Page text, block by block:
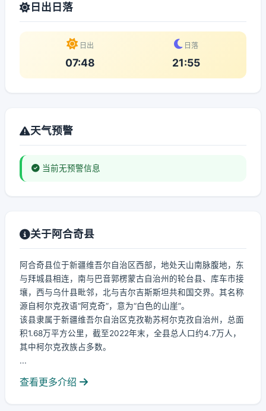
日出日落
日出
07:48
日落
21:55
天气预警
当前无预警信息
关于阿合奇县
阿合奇县位于新疆维吾尔自治区西部，地处天山南脉腹地，东
与拜城县相连，南与巴音郭楞蒙古自治州的轮台县、库车市接
壤，西与乌什县毗邻，北与吉尔吉斯斯坦共和国交界。其名称
源自柯尔克孜语“阿克奇”，意为“白色的山崖”。
该县隶属于新疆维吾尔自治区克孜勒苏柯尔克孜自治州，总面
积1.68万平方公里，截至2022年末，全县总人口约4.7万人，
其中柯尔克孜族占多数。
...
查看更多介绍